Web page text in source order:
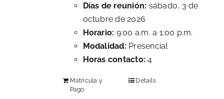
Días de reunión: sábado, 3 de
octubre de 2026
Horario: 9:00 a.m. a 1:00 p.m.
Modalidad: Presencial
Horas contacto:4
Matrícula y
Pago
Details